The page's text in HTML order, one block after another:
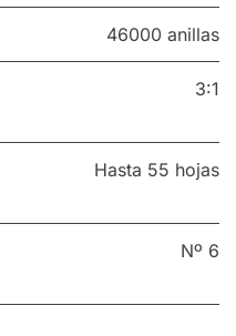
46000 anillas
3:1
Hasta 55 hojas
Nº 6